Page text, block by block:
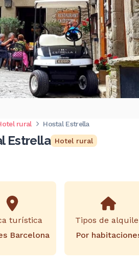
rural Hostal Estrella
Estrella Hotel rural
turística
Barcelona
Tipos de
Por